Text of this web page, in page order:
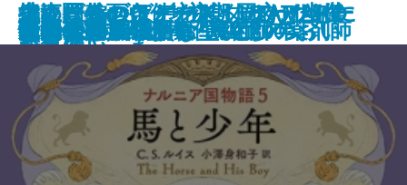
ナルニア国物語6 魔術師のおい
ゆるやかに生贄は
町内会死者蘇生事件
荒地の家族
鬼にきんつば─坊主と同心、幽世
しらべ─
大江戸春画ウォーズ UTAMARO
伝
編めば編むほどわたしはわたしに
なっていった
捜査圏外の条件─初期ミステリ傑
作集(三)─
夏日狂想
チャールズ・デクスター・ウォー
ド事件
文庫電子書籍あり
ナルニア国物語5 馬と少年
罪の水際
あやかしの仇討ち 幽世の薬剤師
街とその不確かな壁〔上〕
街とその不確かな壁〔下〕
天路の旅人〔上〕
天路の旅人〔下〕
怪物
田沼と蔦重
ヤクザの子